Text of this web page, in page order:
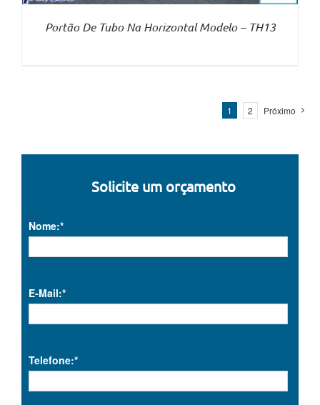
Portão De Tubo Na Horizontal Modelo – TH13
1 2 Próximo
Solicite um orçamento
Nome:*
E-Mail:*
Telefone:*